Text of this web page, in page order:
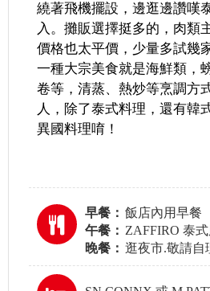
繞著飛機擺設，邊逛邊讚嘆
入。攤販選擇挺多的，肉類
價格也太平價，少量多試幾
一種大宗美食就是海鮮類，
卷等，清蒸、熱炒等烹調方
人，除了泰式料理，還有韓
異國料理唷！
早餐： 飯店內用早餐
午餐： ZAFFIRO 泰
晚餐： 逛夜市.敬請自